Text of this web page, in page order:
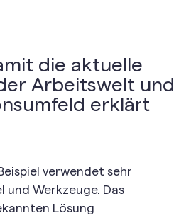
die aktuelle
Arbeitswelt und
erklärt
verwendet sehr
Werkzeuge. Das
Lösung